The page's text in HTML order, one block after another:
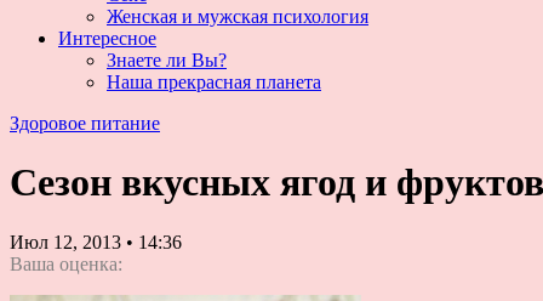
Женская и мужская психология
Интересное
Знаете ли Вы?
Наша прекрасная планета
Здоровое питание
Сезон вкусных ягод и фруктов
Июл 12, 2013 • 14:36
Ваша оценка: